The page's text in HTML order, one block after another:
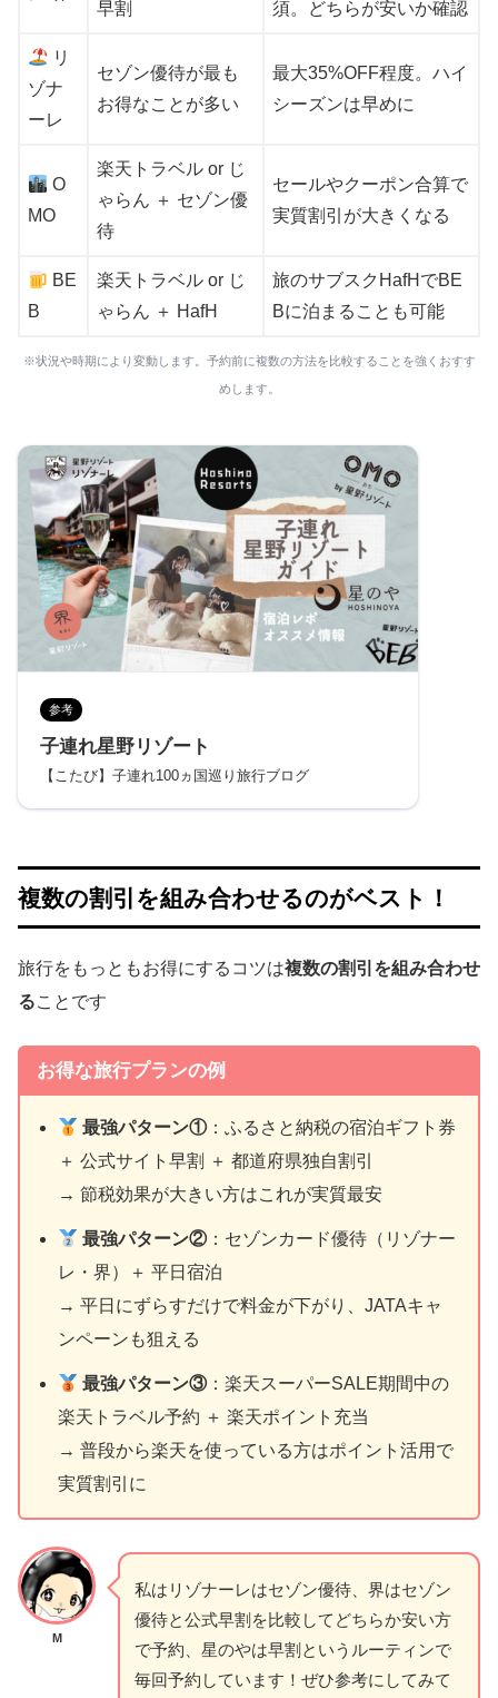
早割
須。どちらが安いか確認
リ
ゾナ
ーレ
セゾン優待が最も
お得なことが多い
最大35%OFF程度。ハイ
シーズンは早めに
O
MO
楽天トラベル or じ
ゃらん ＋ セゾン優
待
セールやクーポン合算で
実質割引が大きくなる
BE
B
楽天トラベル or じ
ゃらん ＋ HafH
旅のサブスクHafHでBE
Bに泊まることも可能
※状況や時期により変動します。予約前に複数の方法を比較することを強くおすす
めします。
参考
子連れ星野リゾート
【こたび】子連れ100ヵ国巡り旅行ブログ
複数の割引を組み合わせるのがベスト！
旅行をもっともお得にするコツは複数の割引を組み合わせ
ることです
お得な旅行プランの例
最強パターン①：ふるさと納税の宿泊ギフト券
＋ 公式サイト早割 ＋ 都道府県独自割引
→ 節税効果が大きい方はこれが実質最安
最強パターン②：セゾンカード優待（リゾナー
レ・界）＋ 平日宿泊
→ 平日にずらすだけで料金が下がり、JATAキャ
ンペーンも狙える
最強パターン③：楽天スーパーSALE期間中の
楽天トラベル予約 ＋ 楽天ポイント充当
→ 普段から楽天を使っている方はポイント活用で
実質割引に
M
私はリゾナーレはセゾン優待、界はセゾン
優待と公式早割を比較してどちらか安い方
で予約、星のやは早割というルーティンで
毎回予約しています！ぜひ参考にしてみて